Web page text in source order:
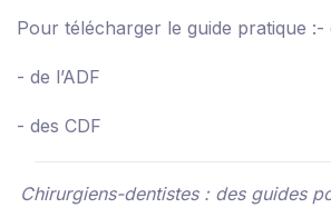
Pour télécharger le guide pratique :-
- de l’ADF
- des CDF
Chirurgiens-dentistes : des guides